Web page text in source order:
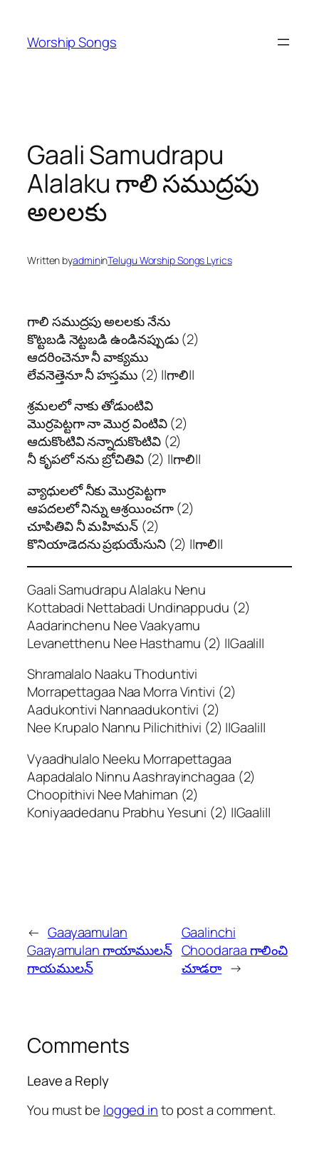
content
Worship Songs
Gaali Samudrapu
Alalaku గాలి సముద్రపు
అలలకు
Written byadmininTelugu Worship Songs Lyrics
గాలి సముద్రపు అలలకు నేను
కొట్టబడి నెట్టబడి ఉండినప్పుడు (2)
ఆదరించెనూ నీ వాక్యము
లేవనెత్తెనూ నీ హస్తము (2) ||గాలి||
శ్రమలలో నాకు తోడుంటివి
మొర్రపెట్టగా నా మొర్ర వింటివి (2)
ఆదుకొంటివి నన్నాదుకొంటివి (2)
నీ కృపలో నను బ్రోచితివి (2) ||గాలి||
వ్యాధులలో నీకు మొర్రపెట్టగా
ఆపదలలో నిన్ను ఆశ్రయించగా (2)
చూపితివి నీ మహిమన్‌ (2)
కొనియాడెదను ప్రభుయేసుని (2) ||గాలి||
Gaali Samudrapu Alalaku Nenu
Kottabadi Nettabadi Undinappudu (2)
Aadarinchenu Nee Vaakyamu
Levanetthenu Nee Hasthamu (2) ||Gaali||
Shramalalo Naaku Thoduntivi
Morrapettagaa Naa Morra Vintivi (2)
Aadukontivi Nannaadukontivi (2)
Nee Krupalo Nannu Pilichithivi (2) ||Gaali||
Vyaadhulalo Neeku Morrapettagaa
Aapadalalo Ninnu Aashrayinchagaa (2)
Choopithivi Nee Mahiman (2)
Koniyaadedanu Prabhu Yesuni (2) ||Gaali||
← Gaayaamulan
Gaayamulan గాయాములన్
గాయములన్
Gaalinchi
Choodaraa గాలించి
చూడరా →
Comments
Leave a Reply
You must be logged into post a comment.